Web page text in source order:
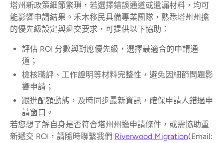
塔州新政策細節繁瑣，若選擇錯誤通道或遺漏材料，均可
能影響申請結果。禾木移民具備專業團隊，熟悉塔州州擔
的優先級設定與遞交要求，可提供以下協助：
評估 ROI 分數與對應優先級，選擇最適合的申請通
道；
檢核職評、工作證明等材料完整性，避免因細節問題影
響申請；
跟進配額動態，及時同步最新資訊，確保申請人錯過申
請窗口。
若您想了解自身是否符合塔州州擔申請條件，或需協助重
新遞交 ROI，請隨時聯繫我們 Riverwood Migration(Email: